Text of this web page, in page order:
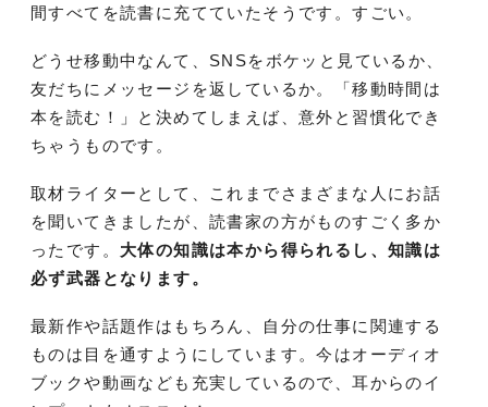
間すべてを読書に充てていたそうです。すごい。
どうせ移動中なんて、SNSをボケッと見ているか、
友だちにメッセージを返しているか。「移動時間は
本を読む！」と決めてしまえば、意外と習慣化でき
ちゃうものです。
取材ライターとして、これまでさまざまな人にお話
を聞いてきましたが、読書家の方がものすごく多か
ったです。 大体の知識は本から得られるし、知識は
必ず武器となります。
最新作や話題作はもちろん、自分の仕事に関連する
ものは目を通すようにしています。今はオーディオ
ブックや動画なども充実しているので、耳からのイ